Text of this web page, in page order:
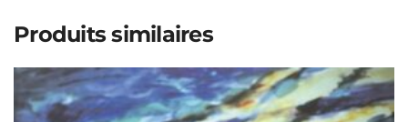
Produits similaires